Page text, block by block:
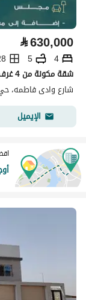
⃁630,000
4
5
شقة مكونة من 4 غرف نوم للبيع في الدباب، الدمام
شارع وادى فاطمه،
الإيميل